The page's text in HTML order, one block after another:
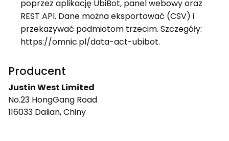
poprzez aplikację UbiBot, panel webowy oraz
REST API. Dane można eksportować (CSV) i
przekazywać podmiotom trzecim. Szczegóły:
https://omnic.pl/data-act-ubibot.
Producent
Justin West Limited
No.23 HongGang Road
116033 Dalian, Chiny